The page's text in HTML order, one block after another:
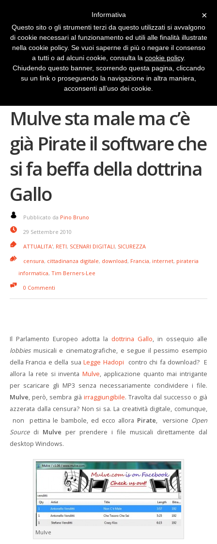
Download gratuito:
Mulve sta male ma c’è
già Pirate il software che
si fa beffa della dottrina
Gallo
Pubblicato da Pino Bruno
29 Settembre 2010
ATTUALITA', RETI, SCENARI DIGITALI, SICUREZZA
censura, cittadinanza digitale, download, Francia, internet, pirateria
informatica, Tim Berners-Lee
0 Commenti
Il Parlamento Europeo adotta la dottrina Gallo, in ossequio alle
lobbiesmusicali e cinematografiche, e segue il pessimo esempio
della Francia e della suaLegge Hadopi contro chi fa download? E
allora la rete si inventa Mulve, applicazione quanto mai intrigante
per scaricare gli MP3 senza necessariamente condividere i file.
Mulve, però, sembra già irraggiungibile. Travolta dal successo o già
azzerata dalla censura? Non si sa. La creatività digitale, comunque,
non pettina le bambole, ed ecco allora Pirate, versione Open
Sourcedi Mulve per prendere i file musicali direttamente dal
desktop Windows.
Mulve
×
Informativa
Questo sito o gli strumenti terzi da questo utilizzati si avvalgono
di cookie necessari al funzionamento ed utili alle finalità illustrate
nella cookie policy. Se vuoi saperne di più o negare il consenso
a tutti o ad alcuni cookie, consulta la cookie policy.
Chiudendo questo banner, scorrendo questa pagina, cliccando
su un link o proseguendo la navigazione in altra maniera,
acconsenti all’uso dei cookie.